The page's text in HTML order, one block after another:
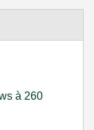
à 260